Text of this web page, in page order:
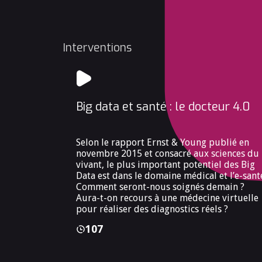
Interventions
Big data et santé : le docteur 4.0
Selon le rapport Ernst & Young publié en
novembre 2015 et consacré aux sciences du
vivant, le plus important potentiel des Big
Data est dans le domaine médical et l’e-
Comment seront-nous soignés demain ?
Aura-t-on recours à une médecine virtuelle
pour réaliser des diagnostics réels ?
107